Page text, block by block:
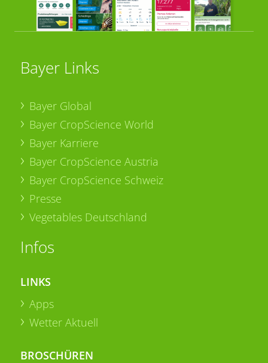
Bayer Links
Bayer Global
Bayer CropScience World
Bayer Karriere
Bayer CropScience Austria
Bayer CropScience Schweiz
Presse
Vegetables Deutschland
Infos
LINKS
Apps
Wetter Aktuell
BROSCHÜREN